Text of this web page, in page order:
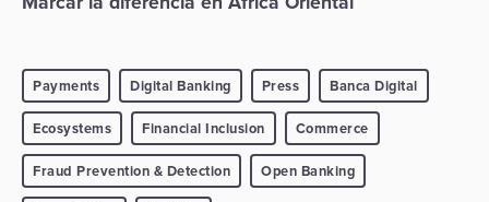
Payments Digital Banking Press Banca Digital
Ecosystems Financial Inclusion Commerce
Fraud Prevention & Detection Open Banking